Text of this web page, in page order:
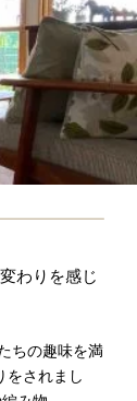
わりを感じ
ちの趣味を満
をされまし